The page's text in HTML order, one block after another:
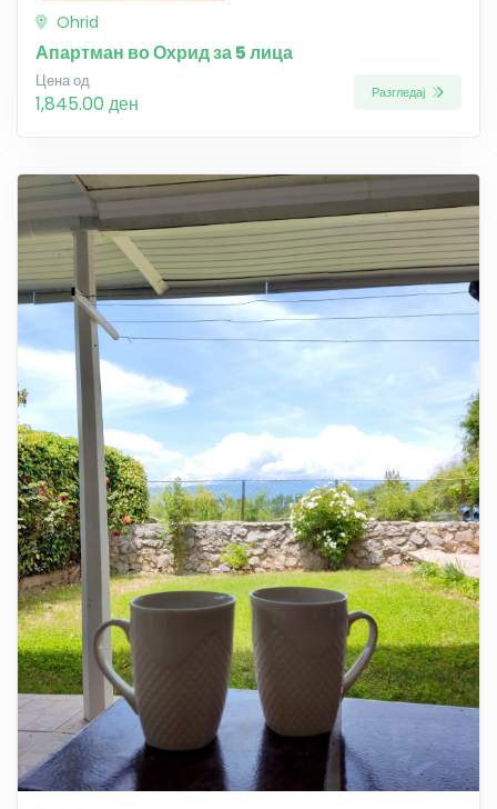
Ohrid
Апартман во Охрид за 5 лица
Цена од
1,845.00 ден Разгледај